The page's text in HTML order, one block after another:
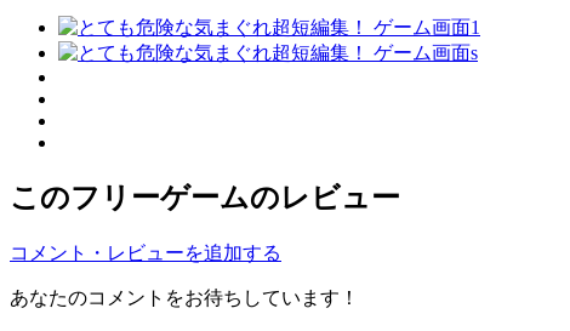
このフリーゲームのレビュー
コメント・レビューを追加する
あなたのコメントをお待ちしています！